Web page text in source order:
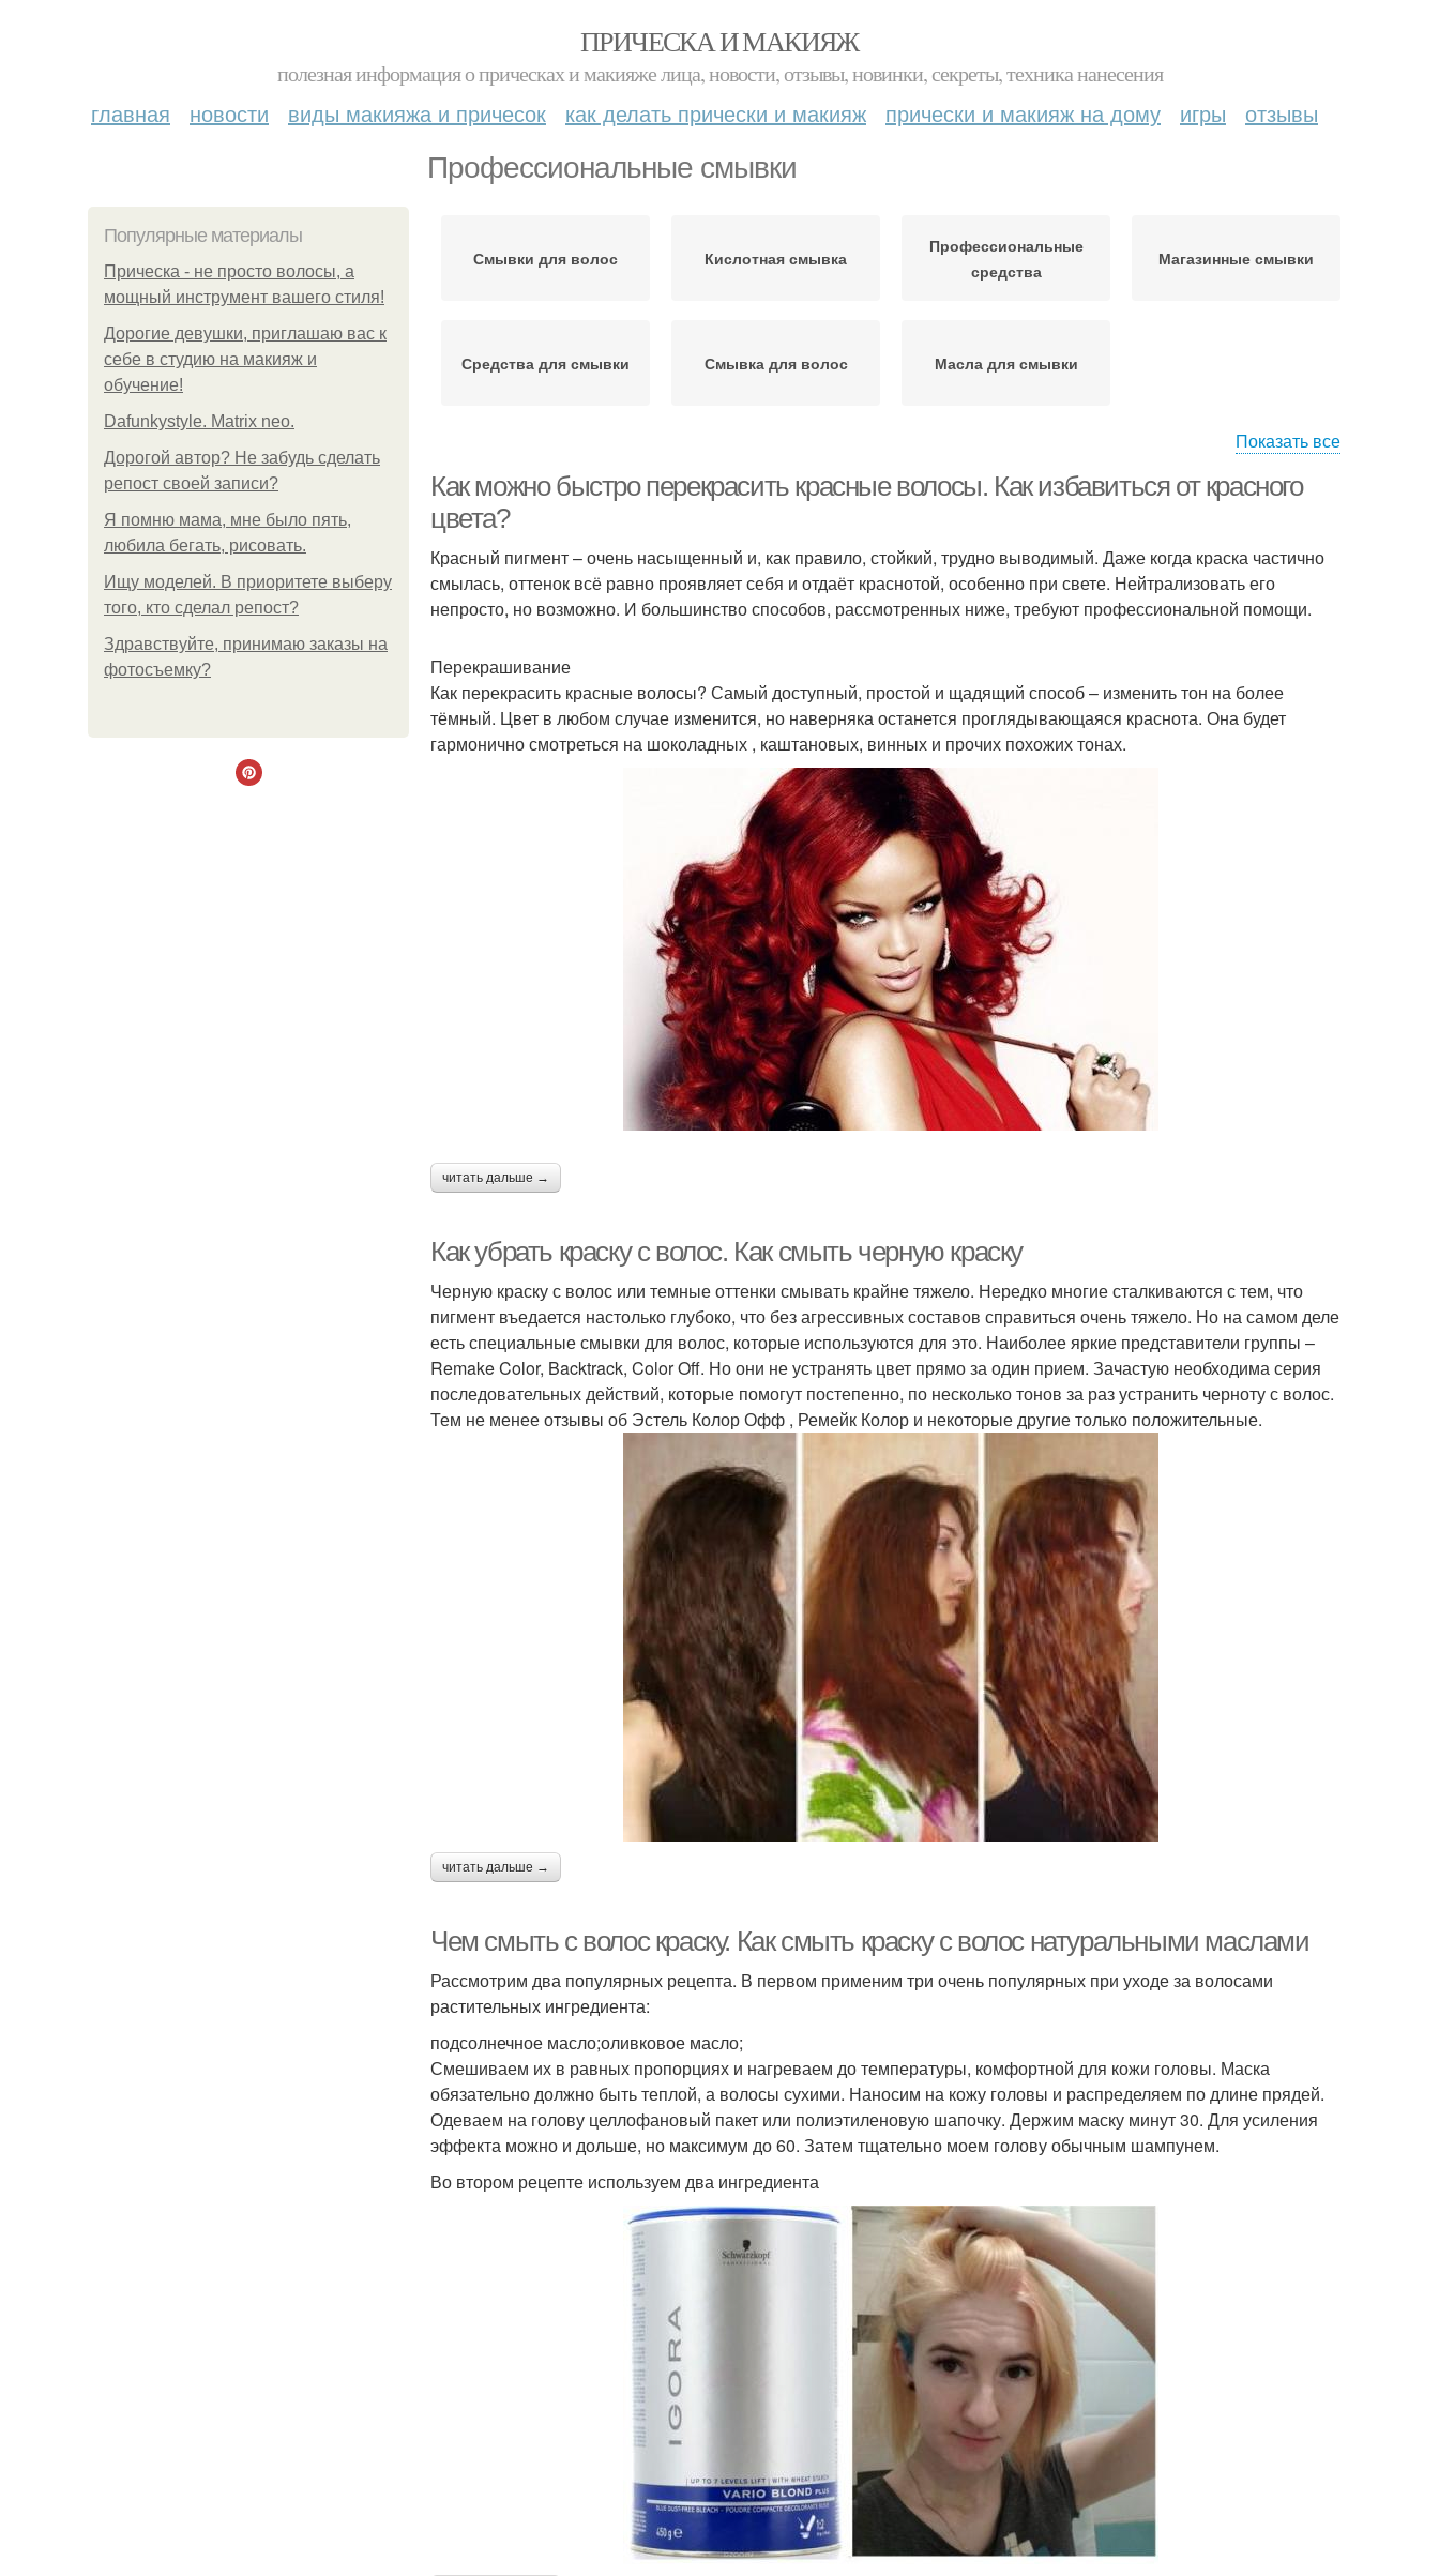
ПРИЧЕСКА И МАКИЯЖ
полезная информация о прическах и макияже лица, новости, отзывы, новинки, секреты, техника нанесения
главная новости виды макияжа и причесок как делать прически и макияж прически и макияж на дому игры отзывы
Профессиональные смывки
Популярные материалы
Прическа - не просто волосы, а
мощный инструмент вашего стиля!
Дорогие девушки, приглашаю вас к
себе в студию на макияж и
обучение!
Dafunkystyle. Matrix neo.
Дорогой автор? Не забудь сделать
репост своей записи?
Я помню мама, мне было пять,
любила бегать, рисовать.
Ищу моделей. В приоритете выберу
того, кто сделал репост?
Здравствуйте, принимаю заказы на
фотосъемку?
Смывки для волос Кислотная смывка
Профессиональные
средства
Магазинные смывки
Средства для смывки Смывка для волос Масла для смывки
Показать все
Как можно быстро перекрасить красные волосы. Как избавиться от красного
цвета?
Красный пигмент – очень насыщенный и, как правило, стойкий, трудно выводимый. Даже когда краска частично
смылась, оттенок всё равно проявляет себя и отдаёт краснотой, особенно при свете. Нейтрализовать его
непросто, но возможно. И большинство способов, рассмотренных ниже, требуют профессиональной помощи.
Перекрашивание
Как перекрасить красные волосы? Самый доступный, простой и щадящий способ – изменить тон на более
тёмный. Цвет в любом случае изменится, но наверняка останется проглядывающаяся краснота. Она будет
гармонично смотреться на шоколадных , каштановых, винных и прочих похожих тонах.
читать дальше →
Как убрать краску с волос. Как смыть черную краску
Черную краску с волос или темные оттенки смывать крайне тяжело. Нередко многие сталкиваются с тем, что
пигмент въедается настолько глубоко, что без агрессивных составов справиться очень тяжело. Но на самом деле
есть специальные смывки для волос, которые используются для это. Наиболее яркие представители группы –
Remake Color, Backtrack, Color Off. Но они не устранять цвет прямо за один прием. Зачастую необходима серия
последовательных действий, которые помогут постепенно, по несколько тонов за раз устранить черноту с волос.
Тем не менее отзывы об Эстель Колор Офф , Ремейк Колор и некоторые другие только положительные.
читать дальше →
Чем смыть с волос краску. Как смыть краску с волос натуральными маслами
Рассмотрим два популярных рецепта. В первом применим три очень популярных при уходе за волосами
растительных ингредиента:
подсолнечное масло;оливковое масло;
Смешиваем их в равных пропорциях и нагреваем до температуры, комфортной для кожи головы. Маска
обязательно должно быть теплой, а волосы сухими. Наносим на кожу головы и распределяем по длине прядей.
Одеваем на голову целлофановый пакет или полиэтиленовую шапочку. Держим маску минут 30. Для усиления
эффекта можно и дольше, но максимум до 60. Затем тщательно моем голову обычным шампунем.
Во втором рецепте используем два ингредиента